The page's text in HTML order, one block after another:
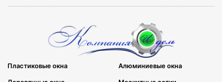
Пластиковые окна Алюминиевые окна